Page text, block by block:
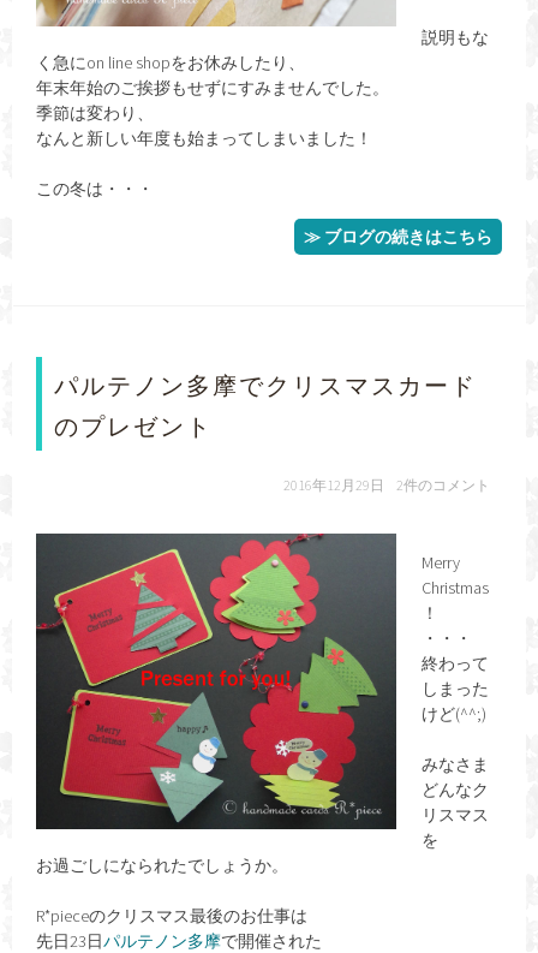
説明もな
く急にon line shopをお休みしたり、
年末年始のご挨拶もせずにすみませんでした。
季節は変わり、
なんと新しい年度も始まってしまいました！
この冬は・・・
≫ ブログの続きはこちら
パルテノン多摩でクリスマスカード
のプレゼント
2016年12月29日 2件のコメント
Merry
Christmas
！
・・・
終わって
しまった
けど(^^;)
みなさま
どんなク
リスマス
を
お過ごしになられたでしょうか。
R*pieceのクリスマス最後のお仕事は
先日23日パルテノン多摩で開催された